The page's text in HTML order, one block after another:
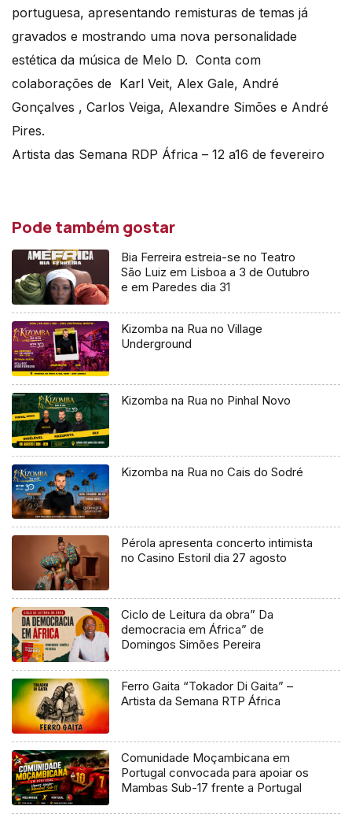
portuguesa, apresentando remisturas de temas já
gravados e mostrando uma nova personalidade
estética da música de Melo D. Conta com
colaborações de Karl Veit, Alex Gale, André
Gonçalves , Carlos Veiga, Alexandre Simões e André
Pires.
Artista das Semana RDP África – 12 a16 de fevereiro
Pode também gostar
Bia Ferreira estreia-se no Teatro
São Luiz em Lisboa a 3 de Outubro
e em Paredes dia 31
Kizomba na Rua no Village
Underground
Kizomba na Rua no Pinhal Novo
Kizomba na Rua no Cais do Sodré
Pérola apresenta concerto intimista
no Casino Estoril dia 27 agosto
Ciclo de Leitura da obra” Da
democracia em África” de
Domingos Simões Pereira
Ferro Gaita “Tokador Di Gaita” –
Artista da Semana RTP África
Comunidade Moçambicana em
Portugal convocada para apoiar os
Mambas Sub-17 frente a Portugal